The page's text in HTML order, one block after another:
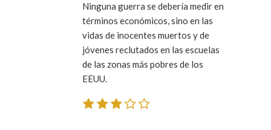
Ninguna guerra se debería medir en
términos económicos, sino en las
vidas de inocentes muertos y de
jóvenes reclutados en las escuelas
de las zonas más pobres de los
EEUU.